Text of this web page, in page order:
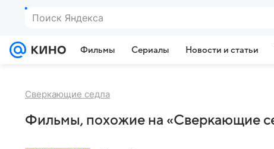
Поиск Яндекса
Фильмы Сериалы Новости и статьи
Сверкающие седла
Фильмы, похожие на «Сверкающие